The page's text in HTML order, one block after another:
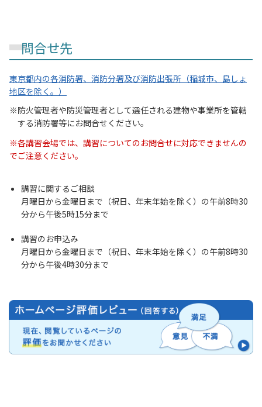
問合せ先
東京都内の各消防署、消防分署及び消防出張所（稲城市、島しょ
地区を除く。）
防火管理者や防災管理者として選任される建物や事業所を管轄
する消防署等にお問合せください。
※各講習会場では、講習についてのお問合せに対応できませんの
でご注意ください。
講習に関するご相談
月曜日から金曜日まで（祝日、年末年始を除く）の午前8時30
分から午後5時15分まで
講習のお申込み
月曜日から金曜日まで（祝日、年末年始を除く）の午前8時30
分から午後4時30分まで